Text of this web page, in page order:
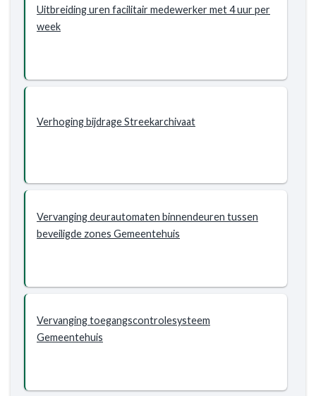
Uitbreiding uren facilitair medewerker met 4 uur per
week
Verhoging bijdrage Streekarchivaat
Vervanging deurautomaten binnendeuren tussen
beveiligde zones Gemeentehuis
Vervanging toegangscontrolesysteem
Gemeentehuis